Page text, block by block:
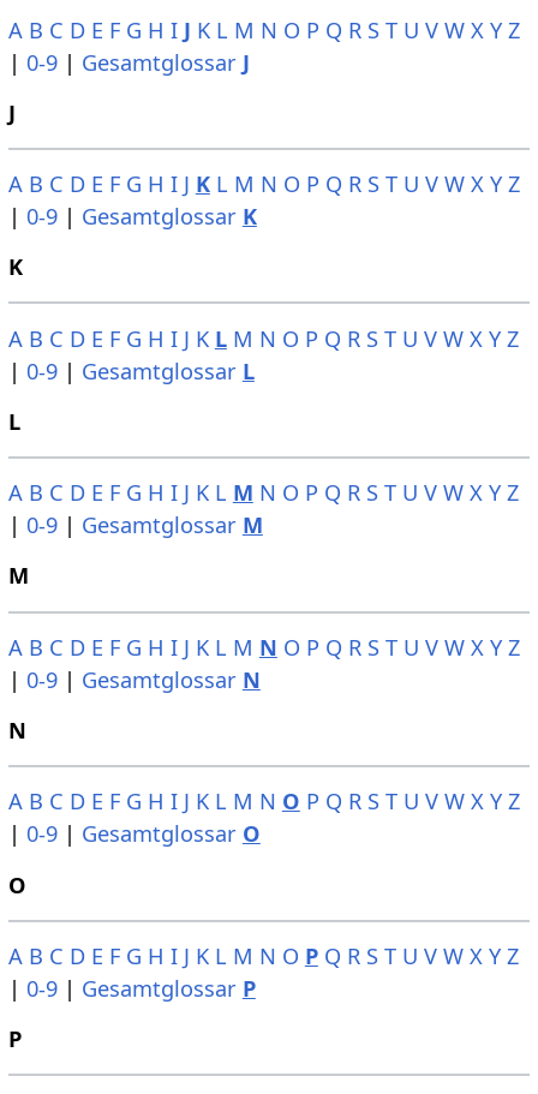
A B C D E F G H I J K L M N O P Q R S T U V W X Y Z
| 0-9| Gesamtglossar J
J
A B C D E F G H I J K L M N O P Q R S T U V W X Y Z
| 0-9| Gesamtglossar K
K
A B C D E F G H I J K L M N O P Q R S T U V W X Y Z
| 0-9| Gesamtglossar L
L
A B C D E F G H I J K L M N O P Q R S T U V W X Y Z
| 0-9| Gesamtglossar M
M
A B C D E F G H I J K L M N O P Q R S T U V W X Y Z
| 0-9| Gesamtglossar N
N
A B C D E F G H I J K L M N O P Q R S T U V W X Y Z
| 0-9| Gesamtglossar O
O
A B C D E F G H I J K L M N O P Q R S T U V W X Y Z
| 0-9| Gesamtglossar P
P